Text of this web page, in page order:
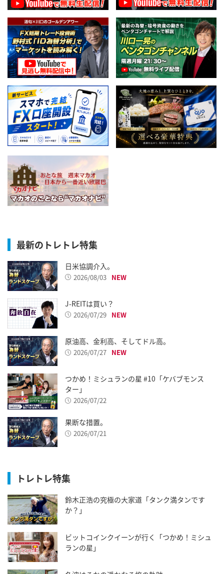
最新のトレトレ特集
日米協調介入。
2026/08/03
J-REITは買い？
2026/07/29
原油高、金利高、そしてドル高。
2026/07/27
つかめ！ミシュランの星 #10「ケバブモンス
ター」
2026/07/22
果断な措置。
2026/07/21
トレトレ特集
鈴木正浩の究極の大家道「タンク満タンです
か？」
ビットコインクイーンが行く「つかめ！ミシュ
ランの星」